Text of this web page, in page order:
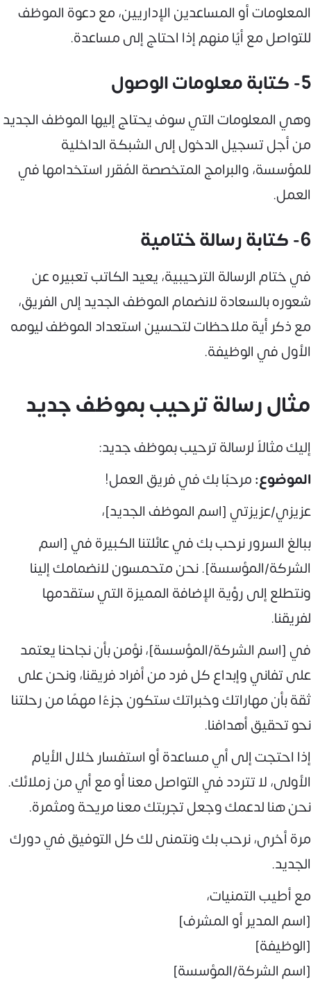
المعلومات أو المساعدين الإداريين، مع دعوة الموظف
للتواصل مع أيًا منهم إذا احتاج إلى مساعدة.
5- كتابة معلومات الوصول
وهي المعلومات التي سوف يحتاج إليها الموظف الجديد
من أجل تسجيل الدخول إلى الشبكة الداخلية
للمؤسسة، والبرامج المتخصصة المُقرر استخدامها في
العمل.
6- كتابة رسالة ختامية
في ختام الرسالة الترحيبية، يعيد الكاتب تعبيره عن
شعوره بالسعادة لانضمام الموظف الجديد إلى الفريق،
مع ذكر أية ملاحظات لتحسين استعداد الموظف ليومه
الأول في الوظيفة.
مثال رسالة ترحيب بموظف جديد
إليك مثالاً لرسالة ترحيب بموظف جديد:
الموضوع:مرحبًا بك في فريق العمل!
عزيزي/عزيزتي [اسم الموظف الجديد]،
ببالغ السرور نرحب بك في عائلتنا الكبيرة في [اسم
الشركة/المؤسسة]. نحن متحمسون لانضمامك إلينا
ونتطلع إلى رؤية الإضافة المميزة التي ستقدمها
لفريقنا.
في [اسم الشركة/المؤسسة]، نؤمن بأن نجاحنا يعتمد
على تفاني وإبداع كل فرد من أفراد فريقنا، ونحن على
ثقة بأن مهاراتك وخبراتك ستكون جزءًا مهمًا من رحلتنا
نحو تحقيق أهدافنا.
إذا احتجت إلى أي مساعدة أو استفسار خلال الأيام
الأولى، لا تتردد في التواصل معنا أو مع أي من زملائك.
نحن هنا لدعمك وجعل تجربتك معنا مريحة ومثمرة.
مرة أخرى، نرحب بك ونتمنى لك كل التوفيق في دورك
الجديد.
مع أطيب التمنيات،
[اسم المدير أو المشرف]
[الوظيفة]
[اسم الشركة/المؤسسة]